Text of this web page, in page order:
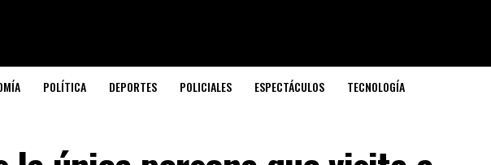
POLÍTICA DEPORTES POLICIALES ESPECTÁCULOS TECNOLOGÍA